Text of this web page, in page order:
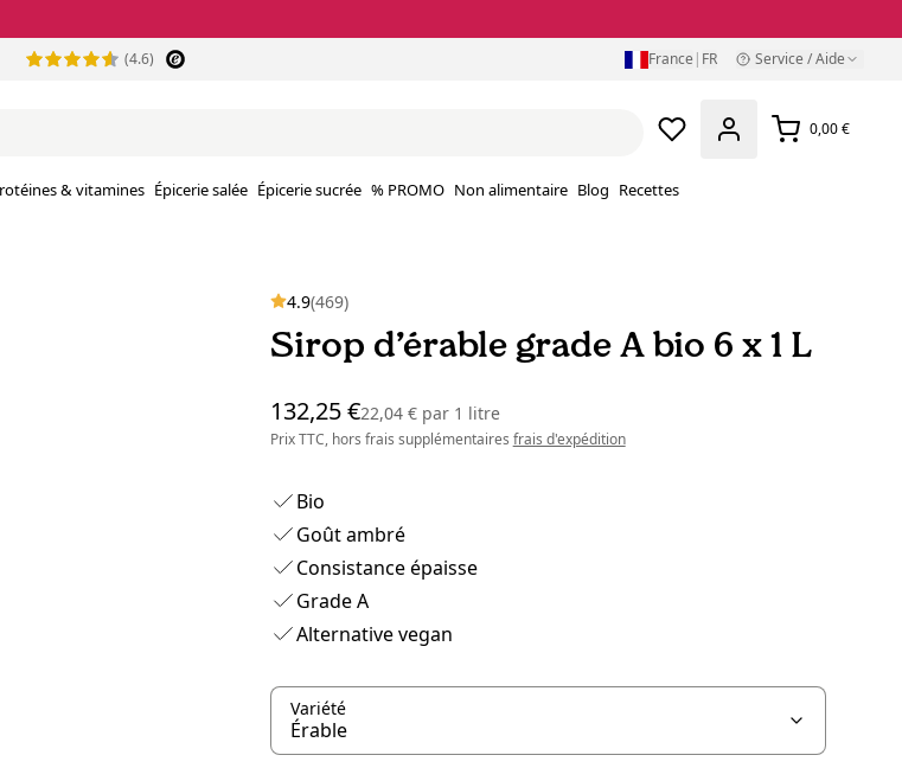
(4.6) France | FR Service / Aide
0,00 €
& vitamines Épicerie salée Épicerie sucrée % PROMO Non alimentaire Blog Recettes
4.9(469)
Sirop d’érable grade A bio 6 x 1 L
132,25 €22,04 € par1 litre
Prix TTC, hors frais supplémentaires frais d'expédition
Bio
Goût ambré
Consistance épaisse
Grade A
Alternative vegan
Variété